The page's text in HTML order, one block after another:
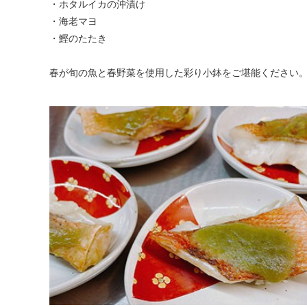
・ホタルイカの沖漬け
・海老マヨ
・鰹のたたき
春が旬の魚と春野菜を使用した彩り小鉢をご堪能ください